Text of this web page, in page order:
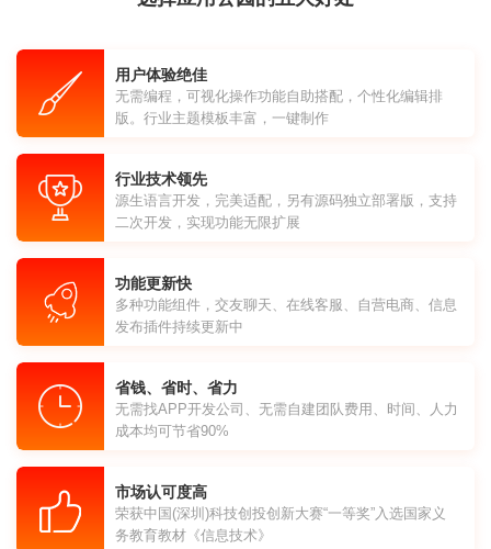
用户体验绝佳
无需编程，可视化操作功能自助搭配，个性化编辑排
版。行业主题模板丰富，一键制作
行业技术领先
源生语言开发，完美适配，另有源码独立部署版，支持
二次开发，实现功能无限扩展
功能更新快
多种功能组件，交友聊天、在线客服、自营电商、信息
发布插件持续更新中
省钱、省时、省力
无需找APP开发公司、无需自建团队费用、时间、人力
成本均可节省90%
市场认可度高
荣获中国(深圳)科技创投创新大赛“一等奖”入选国家义
务教育教材《信息技术》